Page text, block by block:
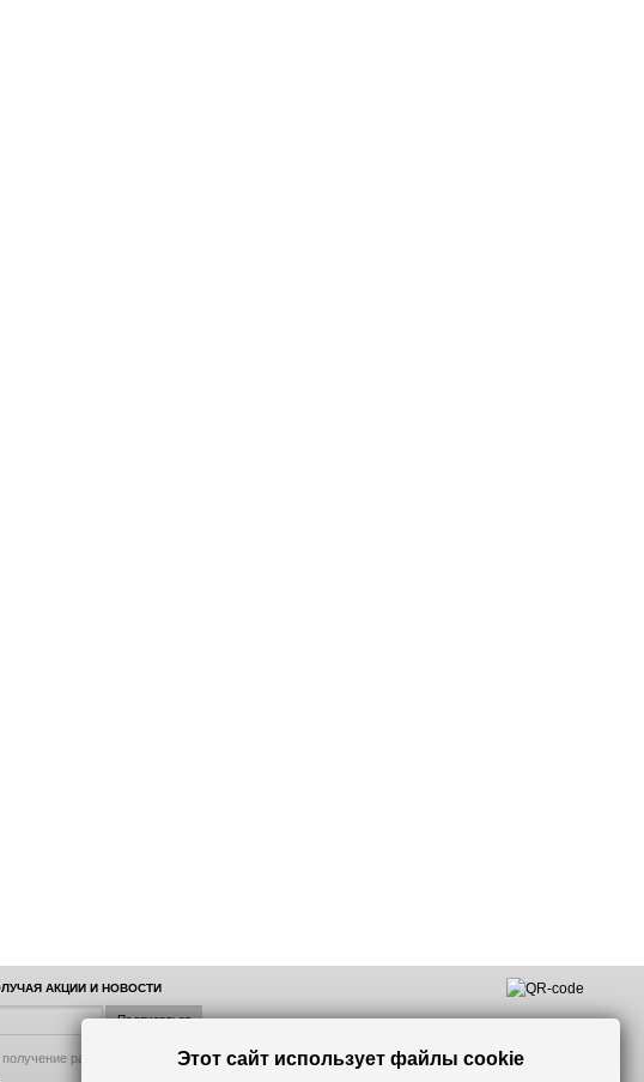
АКЦИИ И НОВОСТИ
рассылок по
Этот сайт использует файлы cookie